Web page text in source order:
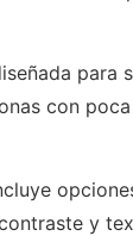
para
con
y